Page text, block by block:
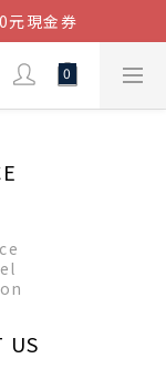
元現金券
運
US